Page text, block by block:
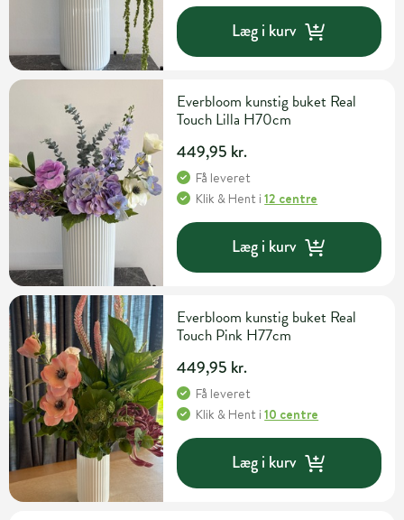
Læg i kurv
Everbloom kunstig buket Real
Touch Lilla H70cm
449,95 kr.
Få leveret
Klik & Hent i12 centre
Læg i kurv
Everbloom kunstig buket Real
Touch Pink H77cm
449,95 kr.
Få leveret
Klik & Hent i10 centre
Læg i kurv